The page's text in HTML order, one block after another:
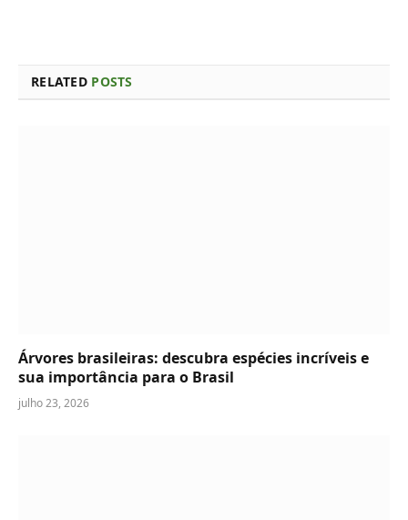
RELATED POSTS
Árvores brasileiras: descubra espécies incríveis e
sua importância para o Brasil
julho 23, 2026